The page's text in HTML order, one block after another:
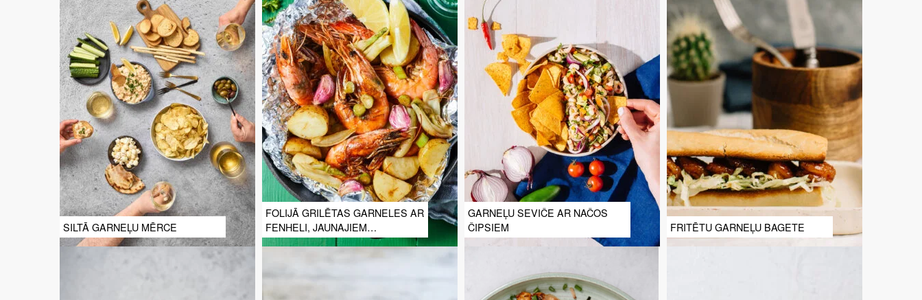
SILTĀ GARNEĻU MĒRCE
FOLIJĀ GRILĒTAS GARNELES AR
FENHELI, JAUNAJIEM
KARTUPEĻIEM UN CITRONU
GARNEĻU SEVIČE AR NAČOS
ČIPSIEM
FRITĒTU GARNEĻU BAGETE